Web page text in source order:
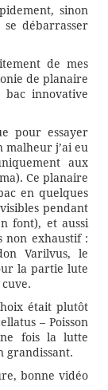
sinon
débarrasser
de mes
de planaire
innovative
pour essayer
malheur j’ai eu
aux
Ce planaire
en quelques
pendant
font), et aussi
non exhaustif :
Varilvus, le
la partie lute
était plutôt
– Poisson
fois la lutte
grandissant.
bonne vidéo